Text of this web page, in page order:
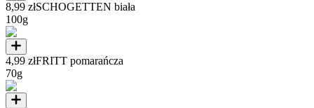
8,99 złSCHOGETTEN biała
100g
4,99 złFRITT pomarańcza
70g